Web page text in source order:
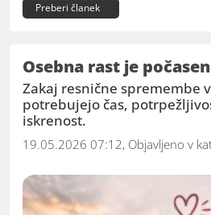
Preberi članek
Osebna rast je
Zakaj resnične spremembe
potrebujejo čas,
iskrenost.
19.05.2026 07:12, Objavljeno v